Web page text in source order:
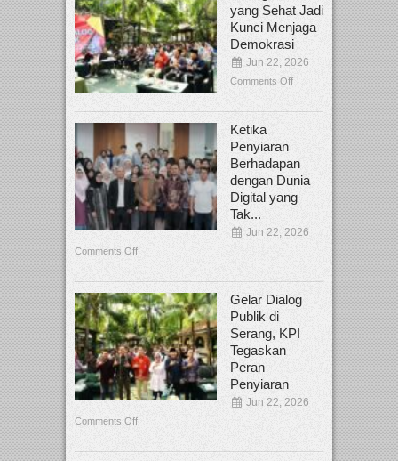
yang Sehat Jadi
Kunci Menjaga
Demokrasi
Jun 22, 2026
Comments Off
Ketika
Penyiaran
Berhadapan
dengan Dunia
Digital yang
Tak...
Jun 22, 2026
Comments Off
Gelar Dialog
Publik di
Serang, KPI
Tegaskan
Peran
Penyiaran
Jun 22, 2026
Comments Off